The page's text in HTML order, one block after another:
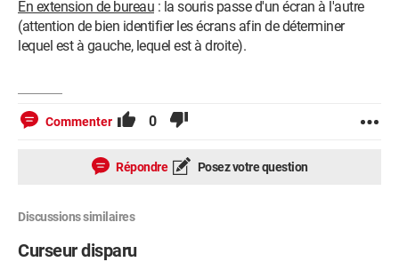
En extension de bureau : la souris passe d'un écran à l'autre
(attention de bien identifier les écrans afin de déterminer
lequel est à gauche, lequel est à droite).
Commenter 0
Répondre Posez votre question
Discussions similaires
Curseur disparu